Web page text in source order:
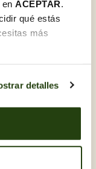
ACEPTAR
qué estás
más
detalles
de compra,
de